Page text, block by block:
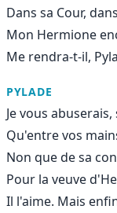
Dans sa Cour,
Mon Hermione
Me rendra-t-il,
PYLADE
Je vous
Qu'entre vos
Non que de sa
Pour la veuve
Il l'aime. Mais